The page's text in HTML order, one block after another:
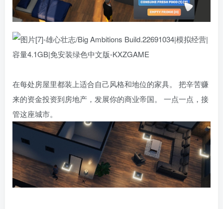
在每处房屋里都装上适合自己风格和地位的家具。 把辛苦赚
来的资金投资到房地产，发展你的商业帝国。 一点一点，接
管这座城市。